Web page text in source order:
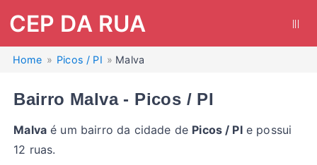
CEP DA RUA
Home Picos / PI Malva
Bairro Malva - Picos / PI
Malva é um bairro da cidade de Picos / PIe possui
12 ruas.